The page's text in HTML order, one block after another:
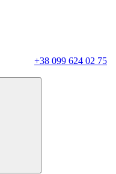
+38 099 624 02 75